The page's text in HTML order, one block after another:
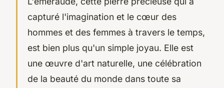
capturé l'imagination et le cœur des
hommes et des femmes à travers le temps,
est bien plus qu'un simple joyau. Elle est
une œuvre d'art naturelle, une célébration
de la beauté du monde dans toute sa